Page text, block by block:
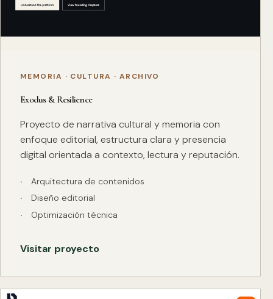
MEMORIA · CULTURA · ARCHIVO
Exodus & Resilience
Proyecto de narrativa cultural y memoria con
enfoque editorial, estructura clara y presencia
digital orientada a contexto, lectura y reputación.
Arquitectura de contenidos
Diseño editorial
Optimización técnica
Visitar proyecto